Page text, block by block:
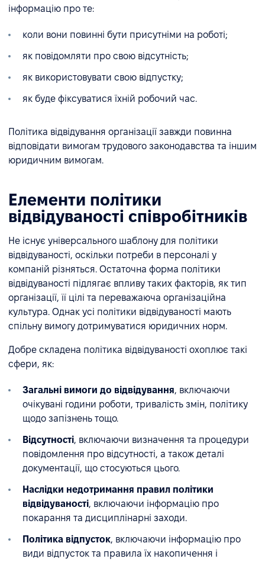
інформацію про те:
коли вони повинні бути присутніми на роботі;
як повідомляти про свою відсутність;
як використовувати свою відпустку;
як буде фіксуватися їхній робочий час.
Політика відвідування організації завжди повинна
відповідати вимогам трудового законодавства та іншим
юридичним вимогам.
Елементи політики
відвідуваності співробітників
Не існує універсального шаблону для політики
відвідуваності, оскільки потреби в персоналі у
компаній різняться. Остаточна форма політики
відвідуваності підлягає впливу таких факторів, як тип
організації, її цілі та переважаюча організаційна
культура. Однак усі політики відвідуваності мають
спільну вимогу дотримуватися юридичних норм.
Добре складена політика відвідуваності охоплює такі
сфери, як:
Загальні вимоги до відвідування, включаючи
очікувані години роботи, тривалість змін, політику
щодо запізнень тощо.
Відсутності, включаючи визначення та процедури
повідомлення про відсутності, а також деталі
документації, що стосуються цього.
Наслідки недотримання правил політики
відвідуваності, включаючи інформацію про
покарання та дисциплінарні заходи.
Політика відпусток, включаючи інформацію про
види відпусток та правила їх накопичення і